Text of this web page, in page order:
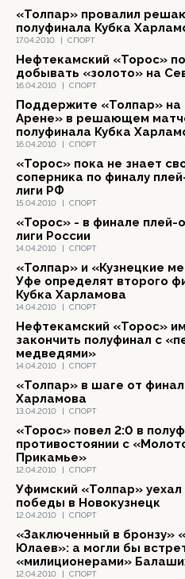
17.04.2010 | СПОРТ
«Толпар» провалил
полуфинала Кубка
16.04.2010 | СПОРТ
Нефтекамский «Торос»
добывать «золото» на
16.04.2010 | СПОРТ
Поддержите «Толпар»
Арене» в решающем
полуфинала Кубка
15.04.2010 | СПОРТ
«Торос» пока не знает
соперника по финалу
лиги РФ
14.04.2010 | СПОРТ
«Торос» - в финале
лиги России
14.04.2010 | СПОРТ
«Толпар» и «Кузнецкие
Уфе определят второго
Кубка Харламова
14.04.2010 | СПОРТ
Нефтекамский «Торос»
закончить полуфинал с
медведями»
13.04.2010 | СПОРТ
«Толпар» в шаге от
Харламова
12.04.2010 | СПОРТ
«Торос» повел 2:0 в
противостоянии с
Прикамье»
12.04.2010 | СПОРТ
Уфимский «Толпар»
победы в Новокузнецк
12.04.2010 | СПОРТ
«Заключенный в бронзу»
Юлаев»: а могли бы
«милиционерами»